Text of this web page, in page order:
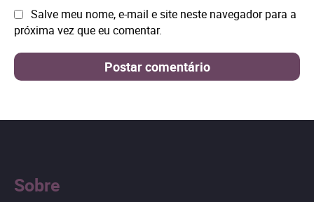
Site: Salve meu nome, e-mail e site neste navegador para a
próxima vez que eu comentar.
Sobre